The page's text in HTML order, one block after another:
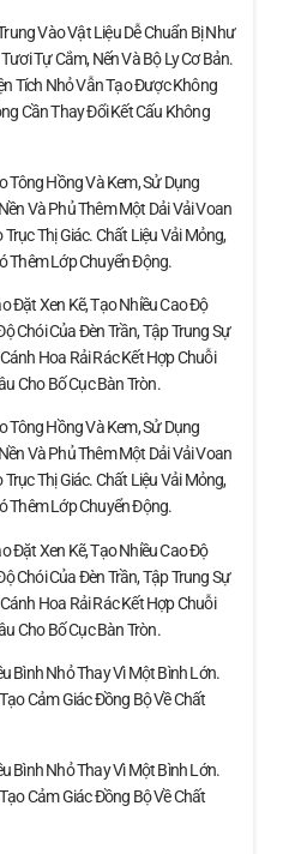
Vào Vật Liệu Dễ Chuẩn Bị Như
Tự Cắm, Nến Và Bộ Ly Cơ Bản.
Tích Nhỏ Vẫn Tạo Được Không
Cần Thay Đổi Kết Cấu Không
Tông Hồng Và Kem, Sử Dụng
Và Phủ Thêm Một Dải Vải Voan
Thị Giác. Chất Liệu Vải Mỏng,
Thêm Lớp Chuyển Động.
Đặt Xen Kẽ, Tạo Nhiều Cao Độ
Chói Của Đèn Trần, Tập Trung Sự
Hoa Rải Rác Kết Hợp Chuỗi
Cho Bố Cục Bàn Tròn.
Tông Hồng Và Kem, Sử Dụng
Và Phủ Thêm Một Dải Vải Voan
Thị Giác. Chất Liệu Vải Mỏng,
Thêm Lớp Chuyển Động.
Đặt Xen Kẽ, Tạo Nhiều Cao Độ
Chói Của Đèn Trần, Tập Trung Sự
Hoa Rải Rác Kết Hợp Chuỗi
Cho Bố Cục Bàn Tròn.
Bình Nhỏ Thay Vì Một Bình Lớn.
Cảm Giác Đồng Bộ Về Chất
Bình Nhỏ Thay Vì Một Bình Lớn.
Cảm Giác Đồng Bộ Về Chất